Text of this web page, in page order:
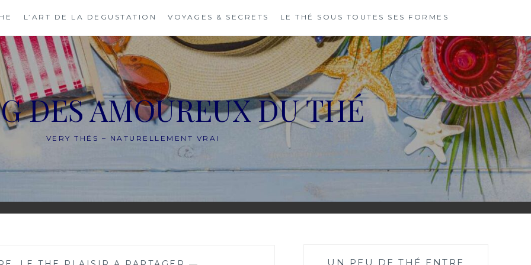
L’ART DE LA DEGUSTATION VOYAGES & SECRETS LE THÉ SOUS TOUTES SES FORMES
DES AMOUREUX DU THÉ
VERY THÉS – NATURELLEMENT VRAI
UN PEU DE THÉ ENTRE